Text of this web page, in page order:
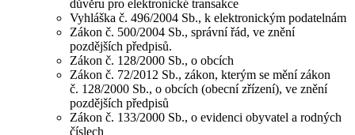
důvěru pro elektronické transakce
Vyhláška č. 496/2004 Sb., k elektronickým podatelnám
Zákon č. 500/2004 Sb., správní řád, ve znění
pozdějších předpisů.
Zákon č. 128/2000 Sb., o obcích
Zákon č. 72/2012 Sb., zákon, kterým se mění zákon
č. 128/2000 Sb., o obcích (obecní zřízení), ve znění
pozdějších předpisů
Zákon č. 133/2000 Sb., o evidenci obyvatel a rodných
číslech